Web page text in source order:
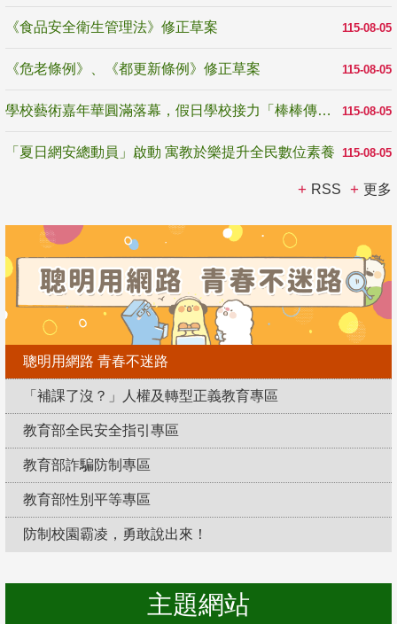
115-08-05
《食品安全衛生管理法》修正草案
115-08-05
《危老條例》、《都更新條例》修正草案
115-08-05
學校藝術嘉年華圓滿落幕，假日學校接力「棒棒傳美感」
115-08-05
「夏日網安總動員」啟動 寓教於樂提升全民數位素養
RSS 更多
聰明用網路 青春不迷路
「補課了沒？」人權及轉型正義教育專區
教育部全民安全指引專區
教育部詐騙防制專區
教育部性別平等專區
防制校園霸凌，勇敢說出來！
主題網站